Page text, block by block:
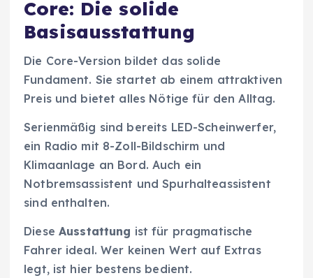
Core: Die solide
Basisausstattung
Die Core-Version bildet das solide
Fundament. Sie startet ab einem attraktiven
Preis und bietet alles Nötige für den Alltag.
Serienmäßig sind bereits LED-Scheinwerfer,
ein Radio mit 8-Zoll-Bildschirm und
Klimaanlage an Bord. Auch ein
Notbremsassistent und Spurhalteassistent
sind enthalten.
Diese Ausstattung ist für pragmatische
Fahrer ideal. Wer keinen Wert auf Extras
legt, ist hier bestens bedient.